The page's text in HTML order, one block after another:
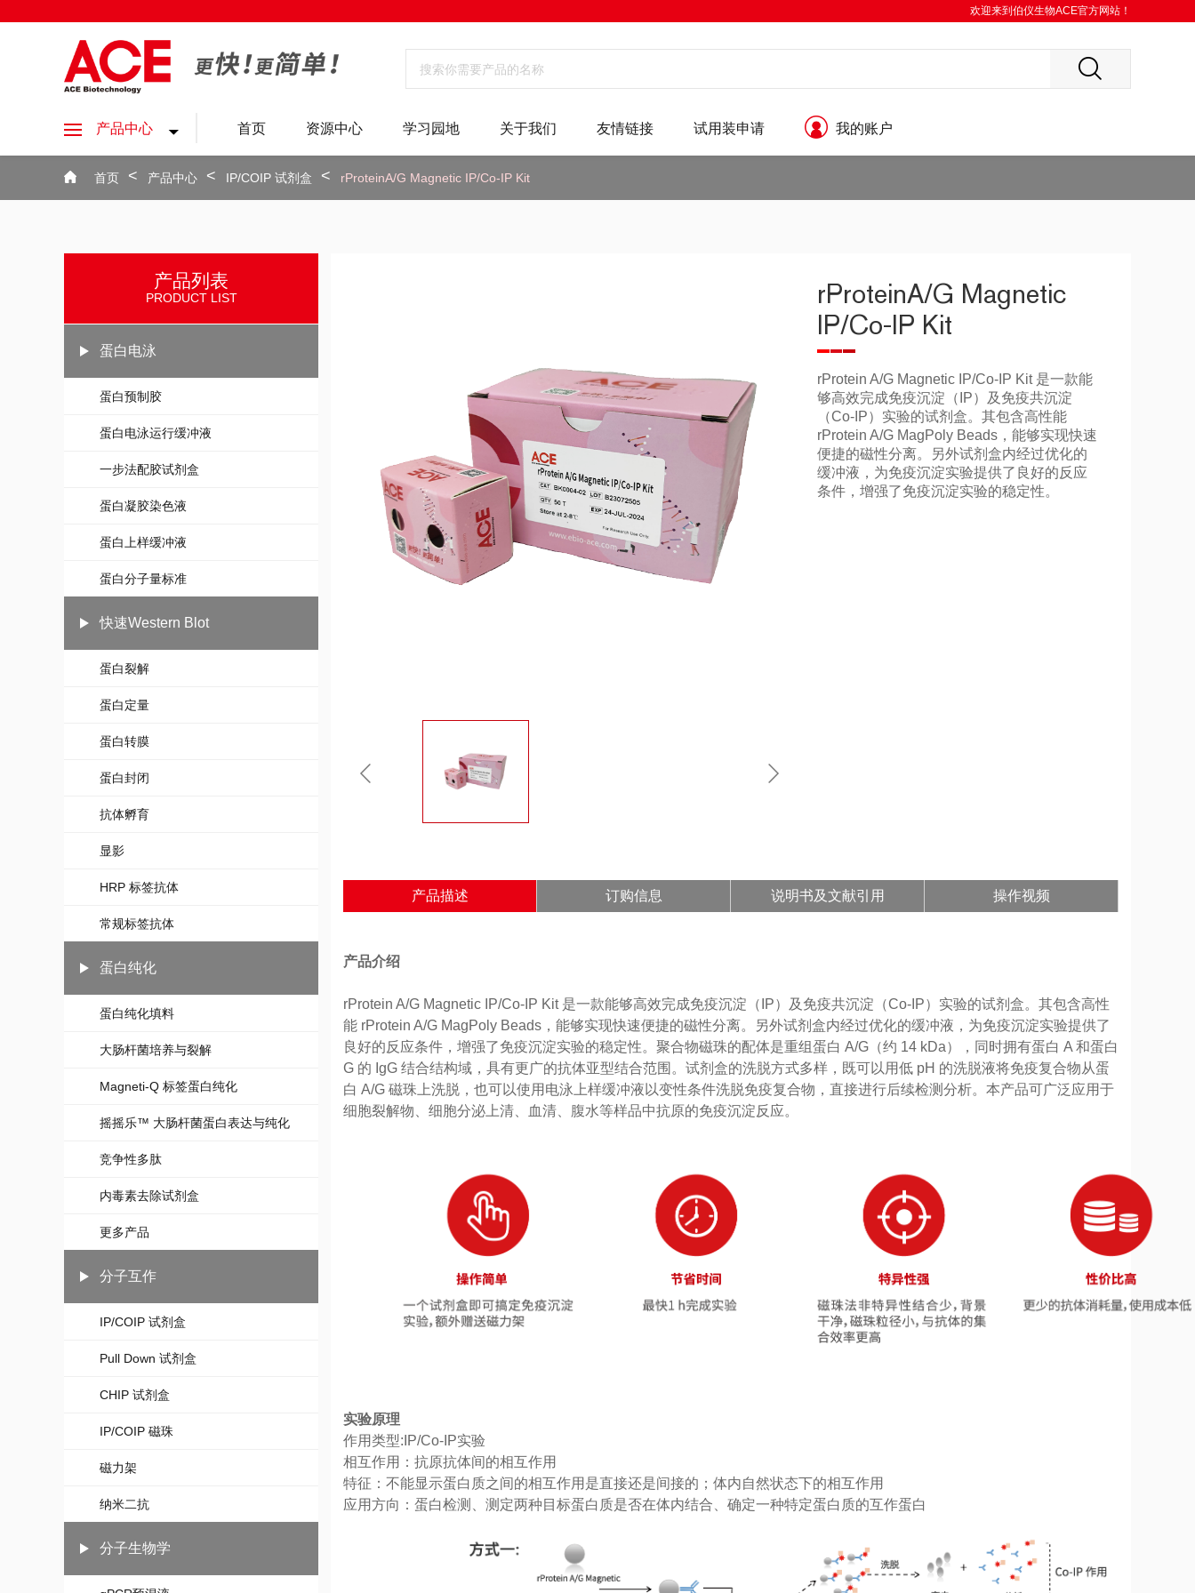
欢迎来到伯仪生物ACE官方网站！
产品中心 首页 资源中心 学习园地 关于我们 友情链接 试用装申请 我的账户
首页 产品中心 IP/COIP 试剂盒 rProteinA/G Magnetic IP/Co-IP Kit
产品列表
PRODUCT LIST
蛋白电泳
蛋白预制胶
蛋白电泳运行缓冲液
一步法配胶试剂盒
蛋白凝胶染色液
蛋白上样缓冲液
蛋白分子量标准
快速Western Blot
蛋白裂解
蛋白定量
蛋白转膜
蛋白封闭
抗体孵育
显影
HRP 标签抗体
常规标签抗体
蛋白纯化
蛋白纯化填料
大肠杆菌培养与裂解
Magneti-Q 标签蛋白纯化
摇摇乐™ 大肠杆菌蛋白表达与纯化
竞争性多肽
内毒素去除试剂盒
更多产品
分子互作
IP/COIP 试剂盒
Pull Down 试剂盒
CHIP 试剂盒
IP/COIP 磁珠
磁力架
纳米二抗
分子生物学
rProteinA/G Magnetic
IP/Co-IP Kit
rProtein A/G Magnetic IP/Co-IP Kit 是一款能
够高效完成免疫沉淀（IP）及免疫共沉淀
（Co-IP）实验的试剂盒。其包含高性能
rProtein A/G MagPoly Beads，能够实现快速
便捷的磁性分离。另外试剂盒内经过优化的
缓冲液，为免疫沉淀实验提供了良好的反应
条件，增强了免疫沉淀实验的稳定性。
产品描述 订购信息 说明书及文献引用 操作视频
产品介绍
rProtein A/G Magnetic IP/Co-IP Kit 是一款能够高效完成免疫沉淀（IP）及免疫共沉淀（Co-IP）实验的试剂盒。其包含高性
能 rProtein A/G MagPoly Beads，能够实现快速便捷的磁性分离。另外试剂盒内经过优化的缓冲液，为免疫沉淀实验提供了
良好的反应条件，增强了免疫沉淀实验的稳定性。聚合物磁珠的配体是重组蛋白 A/G（约 14 kDa），同时拥有蛋白 A 和蛋白
G 的 IgG 结合结构域，具有更广的抗体亚型结合范围。试剂盒的洗脱方式多样，既可以用低 pH 的洗脱液将免疫复合物从蛋
白 A/G 磁珠上洗脱，也可以使用电泳上样缓冲液以变性条件洗脱免疫复合物，直接进行后续检测分析。本产品可广泛应用于
细胞裂解物、细胞分泌上清、血清、腹水等样品中抗原的免疫沉淀反应。
实验原理
作用类型:IP/Co-IP实验
相互作用：抗原抗体间的相互作用
特征：不能显示蛋白质之间的相互作用是直接还是间接的；体内自然状态下的相互作用
应用方向：蛋白检测、测定两种目标蛋白质是否在体内结合、确定一种特定蛋白质的互作蛋白